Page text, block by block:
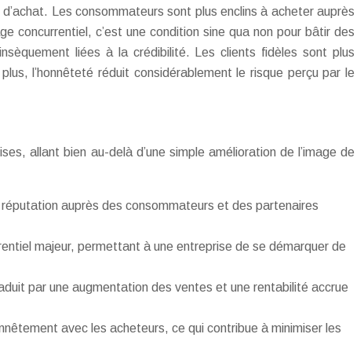
Les consommateurs sont plus enclins à acheter auprès
concurrentiel, c’est une condition sine qua non pour bâtir des
liées à la crédibilité. Les clients fidèles sont plus
l’honnêteté réduit considérablement le risque perçu par le
allant bien au-delà d’une simple amélioration de l’image de
auprès des consommateurs et des partenaires
majeur, permettant à une entreprise de se démarquer de
par une augmentation des ventes et une rentabilité accrue
avec les acheteurs, ce qui contribue à minimiser les